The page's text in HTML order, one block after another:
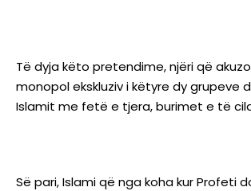
Të dyja këto pretendime, njëri që
monopol ekskluziv i këtyre dy
Islamit me fetë e tjera, burimet e të
Së pari, Islami që nga koha kur Profeti